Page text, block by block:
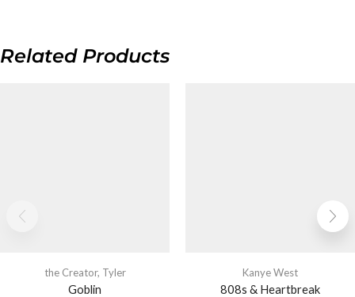
Related Products
the Creator, Tyler
Goblin
Kanye West
808s & Heartbreak